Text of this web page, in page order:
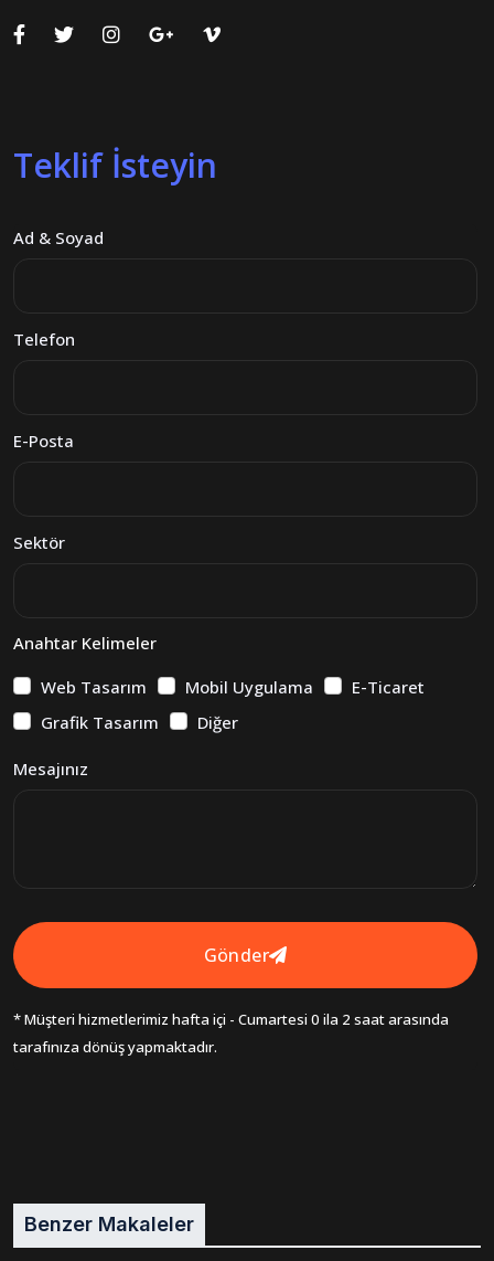
Teklif İsteyin
Ad & Soyad
Telefon
E-Posta
Sektör
Anahtar Kelimeler
Web Tasarım
Mobil Uygulama
E-Ticaret
Grafik Tasarım
Diğer
Mesajınız
Gönder
* Müşteri hizmetlerimiz hafta içi - Cumartesi 0 ila 2 saat arasında
tarafınıza dönüş yapmaktadır.
Benzer Makaleler